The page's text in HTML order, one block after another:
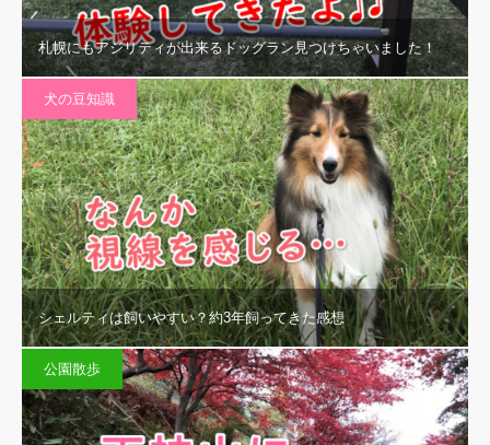
札幌にもアジリティが出来るドッグラン見つけちゃいました！
犬の豆知識
シェルティは飼いやすい？約3年飼ってきた感想
公園散歩